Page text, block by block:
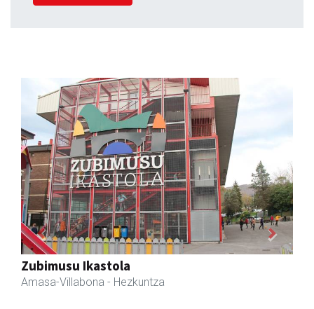
Eizmendi ile-apaindegia
Amasa-Villabona - Ile-apaindegiak
Previous Next